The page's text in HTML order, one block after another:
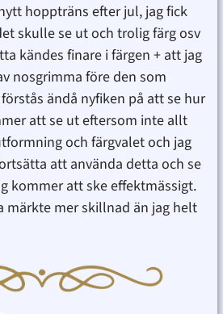
hoppträns efter jul, jag fick
skulle se ut och trolig färg osv
kändes finare i färgen + att jag
nosgrimma före den som
ändå nyfiken på att se hur
att se ut eftersom inte allt
och färgvalet och jag
att använda detta och se
kommer att ske effektmässigt.
märkte mer skillnad än jag helt